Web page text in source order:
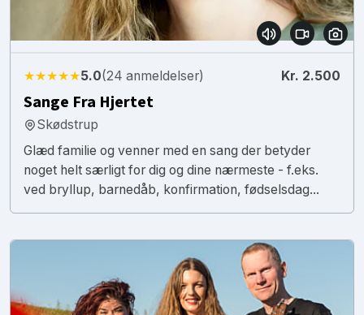
★★★★★5.0(24 anmeldelser) Kr. 2.500
Sange Fra Hjertet
Skødstrup
Glæd familie og venner med en sang der betyder
noget helt særligt for dig og dine nærmeste - f.eks.
ved bryllup, barnedåb, konfirmation, fødselsdag...